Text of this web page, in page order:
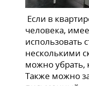
Если в
человека,
использовать
несколькими
можно убрать,
Также можно